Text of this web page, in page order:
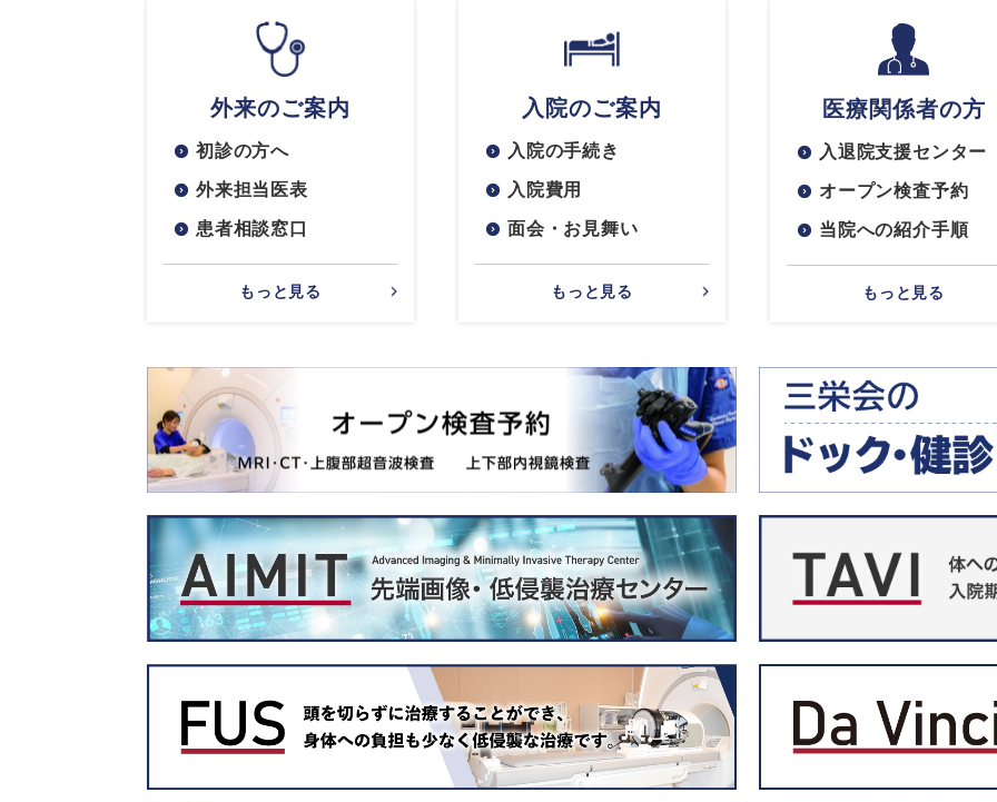
外来のご案内
初診の方へ
外来担当医表
患者相談窓口
もっと見る
入院のご案内
入院の手続き
入院費用
面会・お見舞い
もっと見る
医療関係者の方
入退院支援センター
オープン検査予約
当院への紹介手順
もっと見る